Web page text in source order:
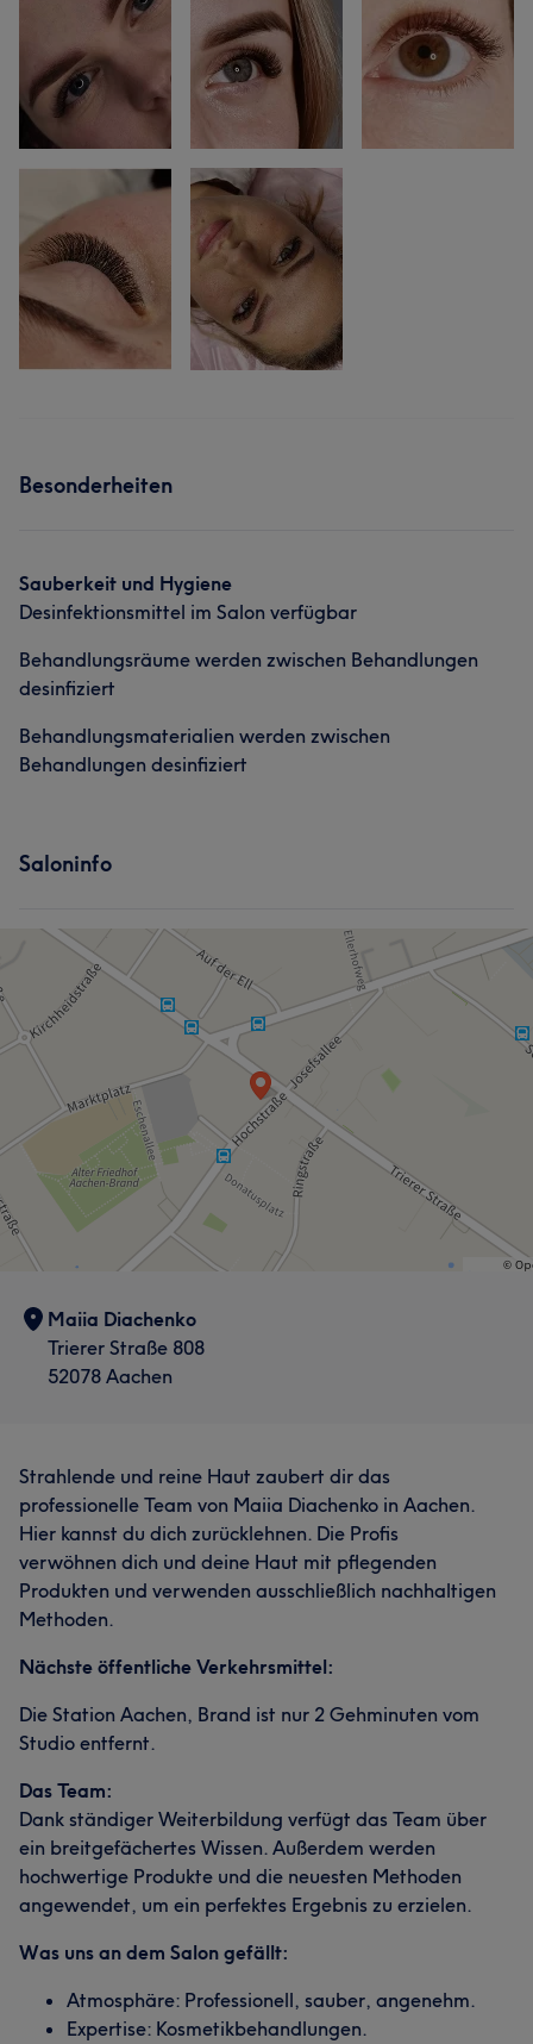
Besonderheiten
Sauberkeit und Hygiene
Desinfektionsmittel im Salon verfügbar
Behandlungsräume werden zwischen Behandlungen
desinfiziert
Behandlungsmaterialien werden zwischen
Behandlungen desinfiziert
Saloninfo
Maiia Diachenko
Trierer Straße 808
52078 Aachen
Strahlende und reine Haut zaubert dir das
professionelle Team von Maiia Diachenko in Aachen.
Hier kannst du dich zurücklehnen. Die Profis
verwöhnen dich und deine Haut mit pflegenden
Produkten und verwenden ausschließlich nachhaltigen
Methoden.
Nächste öffentliche Verkehrsmittel:
Die Station Aachen, Brand ist nur 2 Gehminuten vom
Studio entfernt.
Das Team:
Dank ständiger Weiterbildung verfügt das Team über
ein breitgefächertes Wissen. Außerdem werden
hochwertige Produkte und die neuesten Methoden
angewendet, um ein perfektes Ergebnis zu erzielen.
Was uns an dem Salon gefällt:
Atmosphäre: Professionell, sauber, angenehm.
Expertise: Kosmetikbehandlungen.